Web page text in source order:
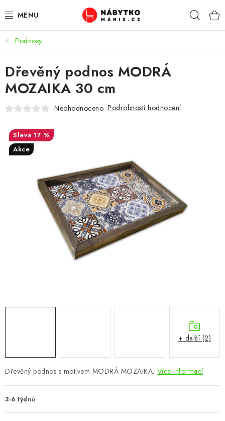
na
OBÝVACÍ POKOJ
KUCHYŇ A JÍDELNA
LOŽNICE
KANCELÁŘ / PRACOVNA
KOUPELNA A WC
CHOVATELSKÉ POTŘEBY
DOPLŇKY A DEKORACE
OSTATNÍ
VÝPRODEJ
Vše o nákupu Info
Reklamace a odstoupení od smlouvy
Kontakty
Podnosy
Dřevěný podnos s motivem MODRÁ MOZAIKA. Více informací
3-6 týdnů
Dřevěný podnos MODRÁ
MOZAIKA 30 cm
Neohodnoceno Podrobnosti hodnocení
17 %
Akce
+ další (2)